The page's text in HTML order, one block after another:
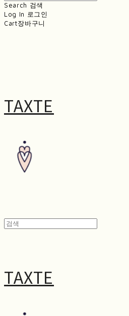
Search 검색
Log In 로그인
Cart장바구니
TAXTE
TAXTE